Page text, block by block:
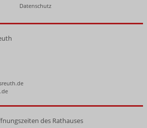
Datenschutz
des Rathauses